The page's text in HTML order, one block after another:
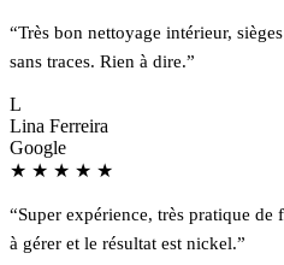
“Très bon nettoyage intérieur,
sans traces. Rien à dire.”
L
Lina Ferreira
Google
★ ★ ★ ★ ★
“Super expérience, très pratique
à gérer et le résultat est nickel.”